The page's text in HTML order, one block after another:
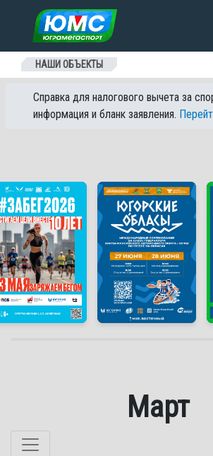
Перейти к содержанию
НАШИ ОБЪЕКТЫ
Справка для налогового вычета за
информация и бланк заявления.
Март
Перейти к содержанию